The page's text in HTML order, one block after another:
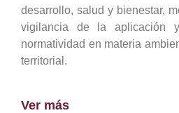
desarrollo, salud y bienestar,
vigilancia de la aplicación
normatividad en materia
territorial.
Ver más